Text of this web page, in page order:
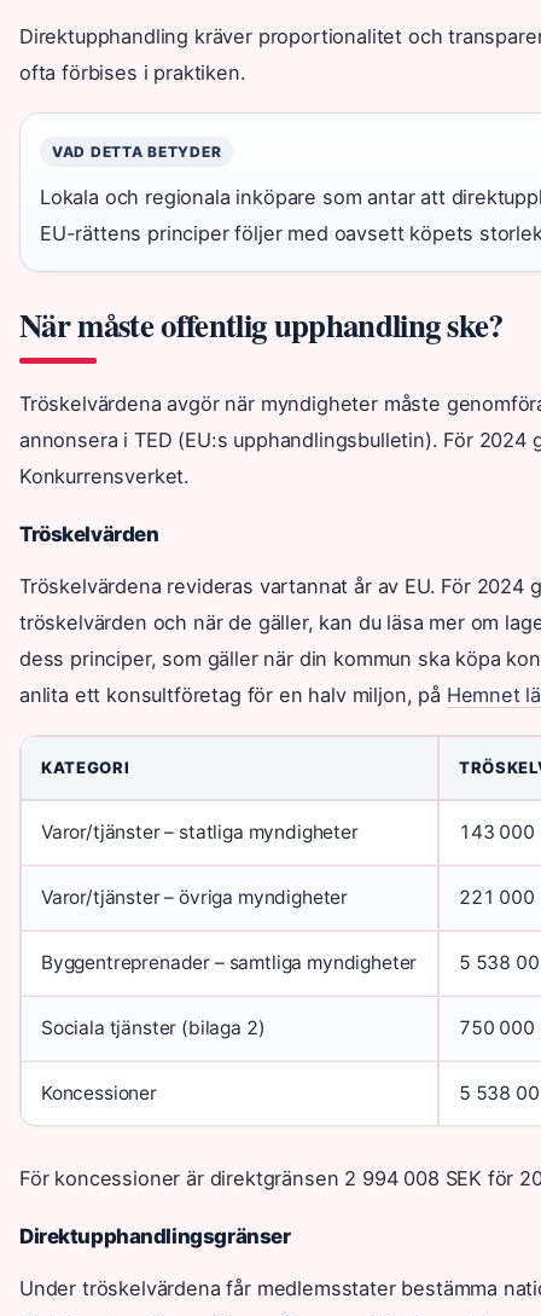
Direktupphandling kräver proportionalitet och
ofta förbises i praktiken.
VAD DETTA BETYDER
Lokala och regionala inköpare som antar att
EU-rättens principer följer med oavsett köpets
När måste offentlig upphandling ske?
Tröskelvärdena avgör när myndigheter måste
annonsera i TED (EU:s upphandlingsbulletin). För 2024
Konkurrensverket.
Tröskelvärden
Tröskelvärdena revideras vartannat år av EU. För 2024
tröskelvärden och när de gäller, kan du läsa mer om
dess principer, som gäller när din kommun ska köpa
anlita ett konsultföretag för en halv miljon, på Hemnet
KATEGORI
Varor/tjänster – statliga myndigheter 143 000
Varor/tjänster – övriga myndigheter 221 000
Byggentreprenader – samtliga myndigheter 5 538
Sociala tjänster (bilaga 2) 750 000
Koncessioner 5 538
För koncessioner är direktgränsen 2 994 008 SEK för
Direktupphandlingsgränser
Under tröskelvärdena får medlemsstater bestämma